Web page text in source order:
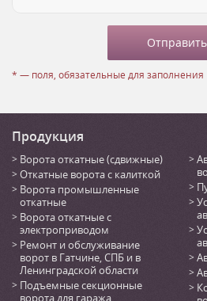
* — поля, обязательные для заполнения
Продукция
Ворота откатные (сдвижные)
Откатные ворота с калиткой
Ворота промышленные
откатные
Ворота откатные с
электроприводом
Ремонт и обслуживание
ворот в Гатчине, СПБ и в
Ленинградской области
Подъемные секционные
ворота для гаража